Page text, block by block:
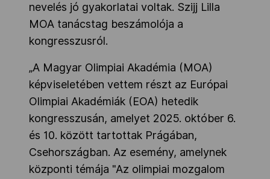
nevelés jó gyakorlatai voltak. Szijj Lilla
MOA tanácstag beszámolója a
kongresszusról.
„A Magyar Olimpiai Akadémia (MOA)
képviseletében vettem részt az Európai
Olimpiai Akadémiák (EOA) hetedik
kongresszusán, amelyet 2025. október 6.
és 10. között tartottak Prágában,
Csehországban. Az esemény, amelynek
központi témája "Az olimpiai mozgalom